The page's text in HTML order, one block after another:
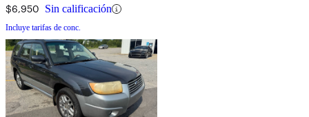
$6,950 Sin calificación
Incluye tarifas de conc.